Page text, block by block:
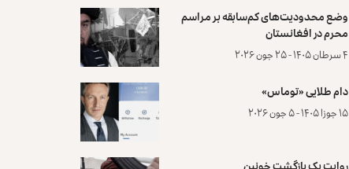
وضع محدودیت‌های کم‌سابقه بر مراسم
محرم در افغانستان
۴ سرطان ۱۴۰۵ - ۲۵ جون ۲۰۲۶
دام طلایی «توماس»
۱۵ جوزا ۱۴۰۵ - ۵ جون ۲۰۲۶